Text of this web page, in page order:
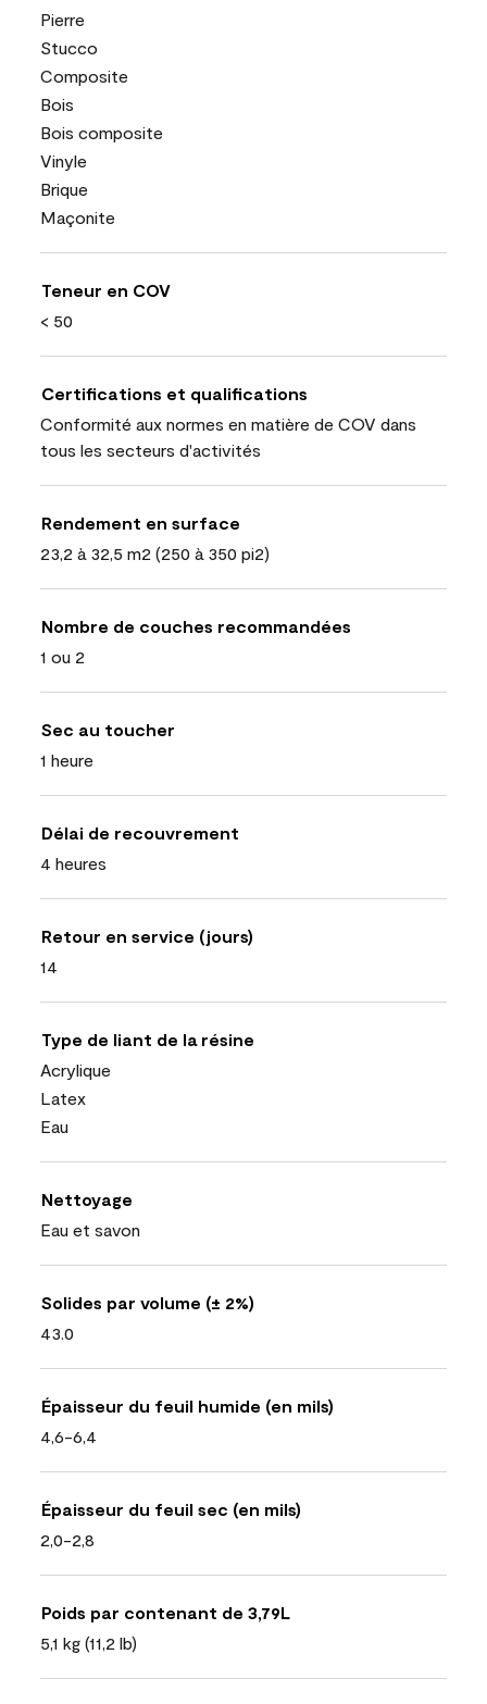
Pierre
Stucco
Composite
Bois
Bois composite
Vinyle
Brique
Maçonite
Teneur en COV
< 50
Certifications et qualifications
Conformité aux normes en matière de COV dans
tous les secteurs d'activités
Rendement en surface
23,2 à 32,5 m2 (250 à 350 pi2)
Nombre de couches recommandées
1 ou 2
Sec au toucher
1 heure
Délai de recouvrement
4 heures
Retour en service (jours)
14
Type de liant de la résine
Acrylique
Latex
Eau
Nettoyage
Eau et savon
Solides par volume (± 2%)
43.0
Épaisseur du feuil humide (en mils)
4,6-6,4
Épaisseur du feuil sec (en mils)
2,0-2,8
Poids par contenant de 3,79L
5,1 kg (11,2 lb)